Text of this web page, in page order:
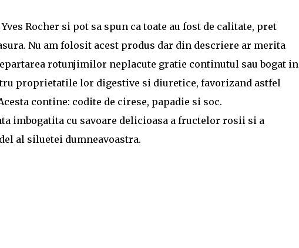
Rocher si pot sa spun ca toate au fost de calitate, pret
Nu am folosit acest produs dar din descriere ar merita
rotunjimilor neplacute gratie continutul sau bogat in
proprietatile lor digestive si diuretice, favorizand astfel
contine: codite de cirese, papadie si soc.
imbogatita cu savoare delicioasa a fructelor rosii si a
al siluetei dumneavoastra.